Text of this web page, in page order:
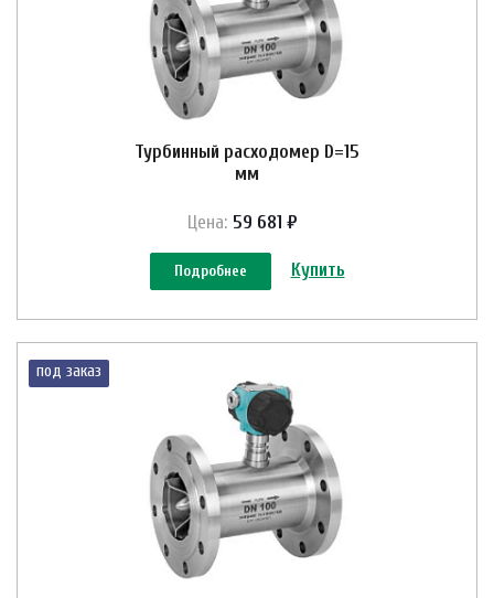
Турбинный расходомер D=15
мм
Цена: 59 681 ₽
Подробнее Купить
под заказ